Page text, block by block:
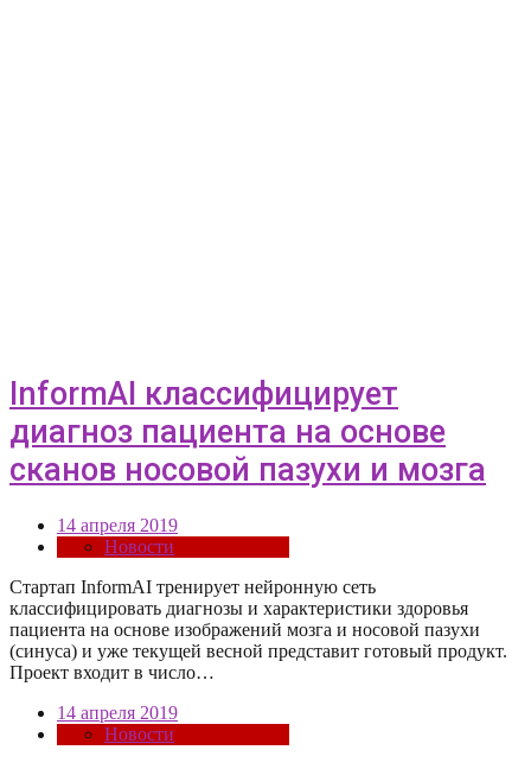
InformAI классифицирует
диагноз пациента на основе
сканов носовой пазухи и мозга
14 апреля 2019
Новости
Стартап InformAI тренирует нейронную сеть
классифицировать диагнозы и характеристики здоровья
пациента на основе изображений мозга и носовой пазухи
(синуса) и уже текущей весной представит готовый продукт.
Проект входит в число…
14 апреля 2019
Новости